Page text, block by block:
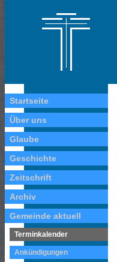
Startseite
Über uns
Glaube
Geschichte
Zeitschrift
Archiv
Gemeinde aktuell
Terminkalender
Ankündigungen